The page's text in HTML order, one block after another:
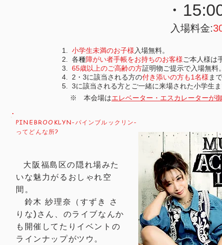
・
入場料金:
小学生未満のお子様 入場無料。
各種障がい者手帳をお持ちのお客様ご本人様は
65歳以上のご高齢の方証明物ご提示で入場無料
2・3に該当される方の付き添いの方も1名様 ま
3に該当される方とご一緒に来場された小学生
​※ 本会場はエレベーター・エスカレーターが
PINEBROOKLYN-パインブルックリン-
ってどんな所?
大阪福島区の隠れ場みた
いな魅力がるおしゃれ空
間。
鈴木 紗理奈（すずき さ
りな)さん、のライブなんか
も開催してたりイベントの
ラインナップがツウ。